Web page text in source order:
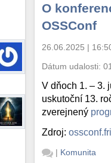
O
OSSConf
26.06.2025 |
Dátum udalosti:
V dňoch 1. – 3.
uskutoční 13.
zverejnený
Zdroj:
| Komunita